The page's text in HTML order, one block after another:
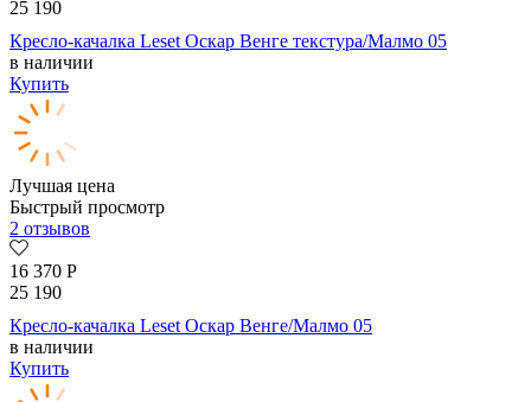
25 190
Кресло-качалка Leset Оскар Венге текстура/Малмо 05
в наличии
Купить
Лучшая цена
Быстрый просмотр
2 отзывов
16 370 Р
25 190
Кресло-качалка Leset Оскар Венге/Малмо 05
в наличии
Купить